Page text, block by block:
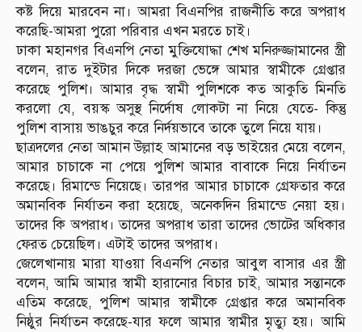
কষ্ট দিয়ে মারবেন না। আমরা বিএনপির রাজনীতি করে অপরাধ
করেছি-আমরা পুরো পরিবার এখন মরতে চাই।
ঢাকা মহানগর বিএনপি নেতা মুক্তিযোদ্ধা শেখ মনিরুজ্জামানের স্ত্রী
বলেন, রাত দুইটার দিকে দরজা ভেঙ্গে আমার স্বামীকে গ্রেপ্তার
করেছে পুলিশ। আমার বৃদ্ধ স্বামী পুলিশকে কত আকুতি মিনতি
করলো যে, বয়স্ক অসুস্থ নির্দোষ লোকটা না নিয়ে যেতে- কিন্তু
পুলিশ বাসায় ভাঙচুর করে নির্দয়ভাবে তাকে তুলে নিয়ে যায়।
ছাত্রদলের নেতা আমান উল্লাহ আমানের বড় ভাইয়ের মেয়ে বলেন,
আমার চাচাকে না পেয়ে পুলিশ আমার বাবাকে নিয়ে নির্যাতন
করেছে। রিমান্ডে নিয়েছে। তারপর আমার চাচাকে গ্রেফতার করে
অমানবিক নির্যাতন করা হয়েছে, অনেকদিন রিমান্ডে নেয়া হয়।
তাদের কি অপরাধ। তাদের অপরাধ তারা তাদের ভোটের অধিকার
ফেরত চেয়েছিল। এটাই তাদের অপরাধ।
জেলেখানায় মারা যাওয়া বিএনপি নেতার আবুল বাসার এর স্ত্রী
বলেন, আমি আমার স্বামী হারানোর বিচার চাই, আমার সন্তানকে
এতিম করেছে, পুলিশ আমার স্বামীকে গ্রেপ্তার করে অমানবিক
নিষ্ঠুর নির্যাতন করেছে-যার ফলে আমার স্বামীর মৃত্যু হয়। আমি